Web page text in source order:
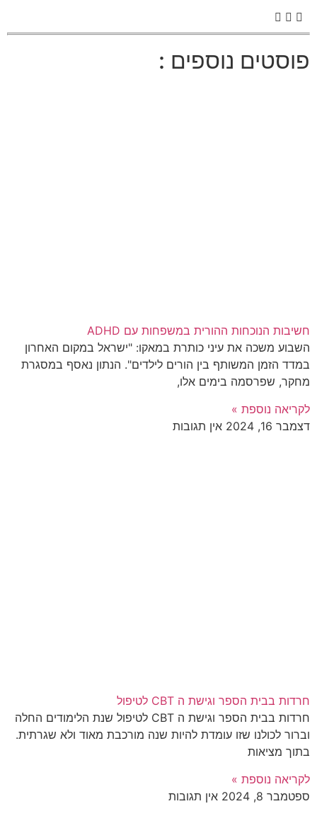
פוסטים נוספים :
חשיבות הנוכחות ההורית במשפחות עם ADHD
השבוע משכה את עיני כותרת במאקו: "ישראל במקום האחרון
במדד הזמן המשותף בין הורים לילדים". הנתון נאסף במסגרת
מחקר, שפרסמה בימים אלו,
לקריאה נוספת »
דצמבר 16, 2024
אין תגובות
חרדות בבית הספר וגישת ה CBT לטיפול
חרדות בבית הספר וגישת ה CBT לטיפול שנת הלימודים החלה
וברור לכולנו שזו עומדת להיות שנה מורכבת מאוד ולא שגרתית.
בתוך מציאות
לקריאה נוספת »
ספטמבר 8, 2024
אין תגובות